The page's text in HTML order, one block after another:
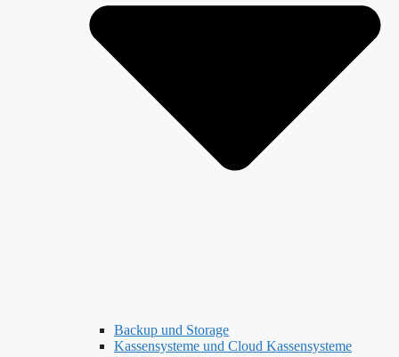
Backup und Storage
Kassensysteme und Cloud Kassensysteme